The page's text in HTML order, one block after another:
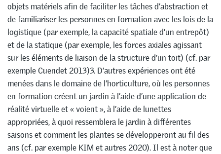
objets matériels afin de faciliter les tâches d’abstraction et
de familiariser les personnes en formation avec les lois de la
logistique (par exemple, la capacité spatiale d’un entrepôt)
et de la statique (par exemple, les forces axiales agissant
sur les éléments de liaison de la structure d’un toit) (cf. par
exemple Cuendet 2013)3. D’autres expériences ont été
menées dans le domaine de l’horticulture, où les personnes
en formation créent un jardin à l’aide d’une application de
réalité virtuelle et « voient », à l’aide de lunettes
appropriées, à quoi ressemblera le jardin à différentes
saisons et comment les plantes se développeront au fil des
ans (cf. par exemple KIM et autres 2020). Il est à noter que